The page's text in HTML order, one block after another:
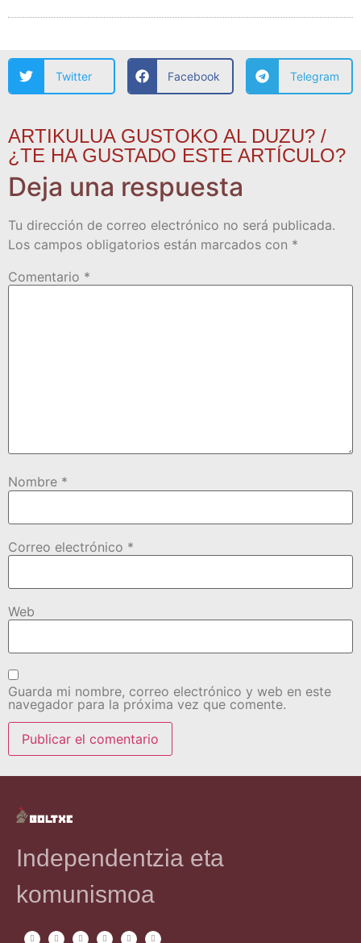
Twitter Facebook Telegram
ARTIKULUA GUSTOKO AL DUZU? /
¿TE HA GUSTADO ESTE ARTÍCULO?
Deja una respuesta
Tu dirección de correo electrónico no será publicada.
Los campos obligatorios están marcados con *
Comentario *
Nombre *
Correo electrónico *
Web
Guarda mi nombre, correo electrónico y web en este
navegador para la próxima vez que comente.
Independentzia eta
komunismoa